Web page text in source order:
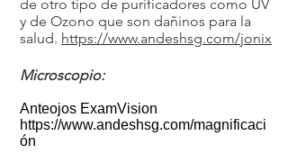
de otro tipo de purificadores como UV
y de Ozono que son dañinos para la
salud. https://www.andeshsg.com/jonix
Microscopio:
Anteojos ExamVision
https://www.andeshsg.com/magnificaci
ón